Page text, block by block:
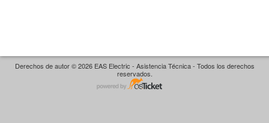
Derechos de autor © 2026 EAS Electric - Asistencia Técnica - Todos los derechos
reservados.